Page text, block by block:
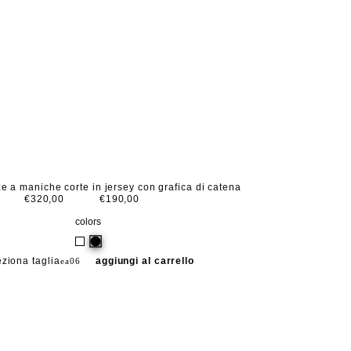
a maniche corte in jersey con grafica di catena
€320,00
€190,00
colors
taglia aggiungi al carrello